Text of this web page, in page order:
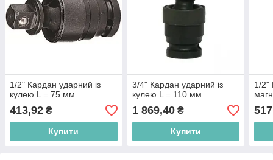
1/2" Кардан ударний із
кулею L = 75 мм
413,92 ₴
Купити
3/4" Кардан ударний із
кулею L = 110 мм
1 869,40₴
Купити
1/2"